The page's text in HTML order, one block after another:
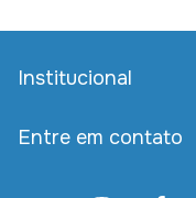
Institucional
Entre em contato